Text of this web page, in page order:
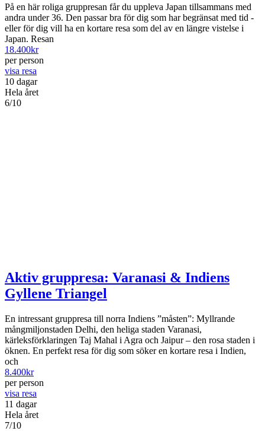
På en här roliga gruppresan får du uppleva Japan tillsammans med
andra under 36. Den passar bra för dig som har begränsat med tid -
eller för dig vill ha en kortare resa som del av en längre vistelse i
Japan. Resan
18.400kr
per person
visa resa
10 dagar
Hela året
6/10
Aktiv gruppresa: Varanasi & Indiens
Gyllene Triangel
En intressant gruppresa till norra Indiens ”måsten”: Myllrande
mångmiljonstaden Delhi, den heliga staden Varanasi,
kärleksförklaringen Taj Mahal i Agra och Jaipur – den rosa staden i
öknen. En perfekt resa för dig som söker en kortare resa i Indien,
och
8.400kr
per person
visa resa
11 dagar
Hela året
7/10